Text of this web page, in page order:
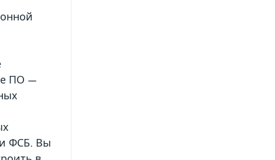
ПО —
ФСБ. Вы